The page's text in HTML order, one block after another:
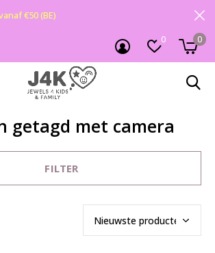
0 0
€50 (BE)
getagd met camera
FILTER